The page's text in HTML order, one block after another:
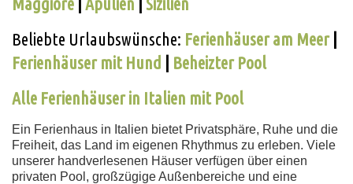
Beliebte Urlaubswünsche: Ferienhäuser am Meer|
Ferienhäuser mit Hund
Beheizter Pool
Alle Ferienhäuser in Italien mit Pool
Ein Ferienhaus in Italien bietet Privatsphäre, Ruhe und die
Freiheit, das Land im eigenen Rhythmus zu erleben. Viele
unserer handverlesenen Häuser verfügen über einen
privaten Pool, großzügige Außenbereiche und eine